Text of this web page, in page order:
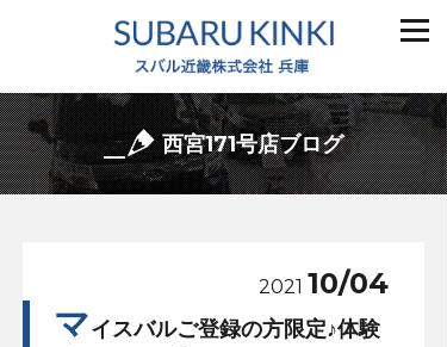
西宮171号店ブログ
2021 10/04
マイスバルご登録の方限定♪体験